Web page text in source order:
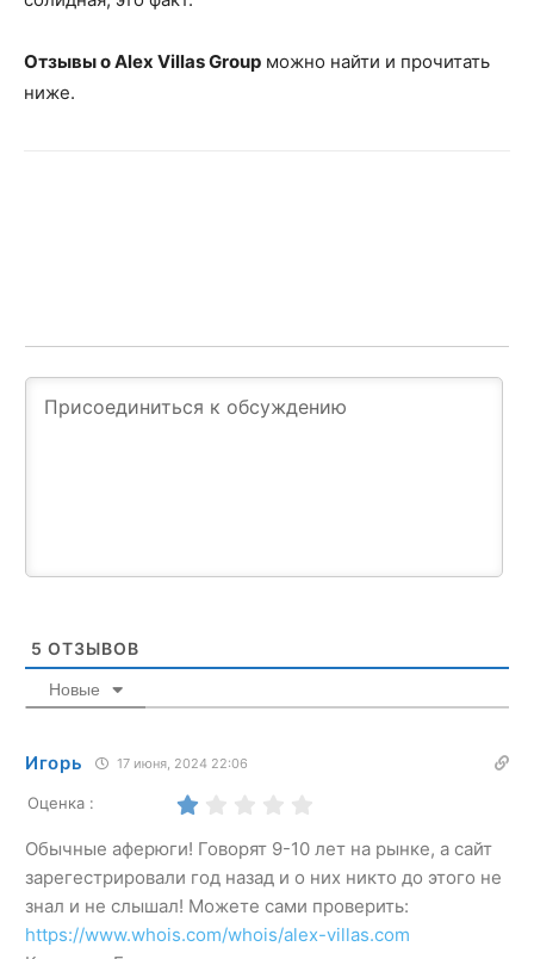
Отзывы о Alex Villas Group можно найти и прочитать
ниже.
5 ОТЗЫВОВ
Новые
Игорь 17 июня, 2024 22:06
Оценка :
Обычные аферюги! Говорят 9-10 лет на рынке, а сайт
зарегестрировали год назад и о них никто до этого не
знал и не слышал! Можете сами проверить:
https://www.whois.com/whois/alex-villas.com